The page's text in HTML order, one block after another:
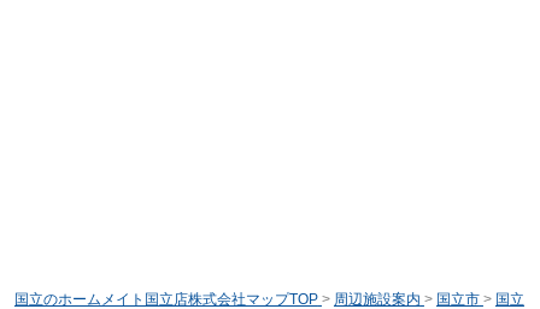
国立のホームメイト国立店株式会社マップTOP > 周辺施設案内 > 国立市 > 国立